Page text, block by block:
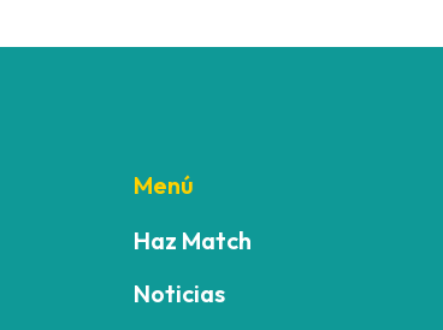
Menú
Haz Match
Noticias